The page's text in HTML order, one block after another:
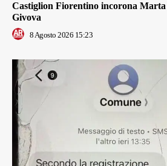
Castiglion Fiorentino incorona
Givova
8 Agosto 2026 15:23